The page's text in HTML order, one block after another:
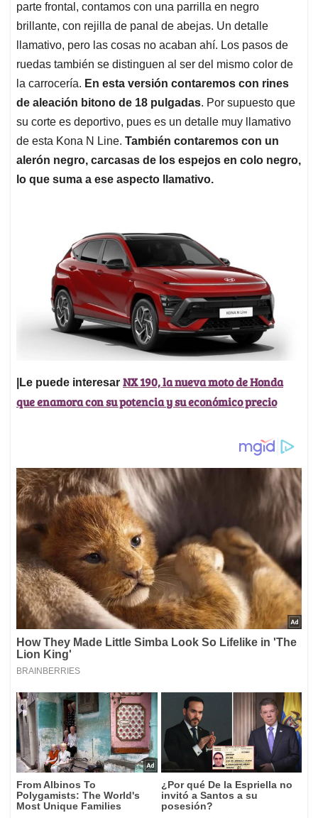
parte frontal, contamos con una parrilla en negro
brillante, con rejilla de panal de abejas. Un detalle
llamativo, pero las cosas no acaban ahí. Los pasos de
ruedas también se distinguen al ser del mismo color de
la carrocería. En esta versión contaremos con rines
de aleación bitono de 18 pulgadas. Por supuesto que
su corte es deportivo, pues es un detalle muy llamativo
de esta Kona N Line. También contaremos con un
alerón negro, carcasas de los espejos en colo negro,
lo que suma a ese aspecto llamativo.
|Le puede interesar NX 190, la nueva moto de Honda
que enamora con su potencia y su económico precio